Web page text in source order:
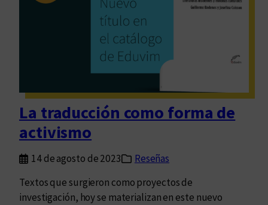
s
La traducción como forma de
activismo
14 de agosto de 2023
Reseñas
Textos que surgieron como proyectos de
investigación, hoy se materializan en este nuevo